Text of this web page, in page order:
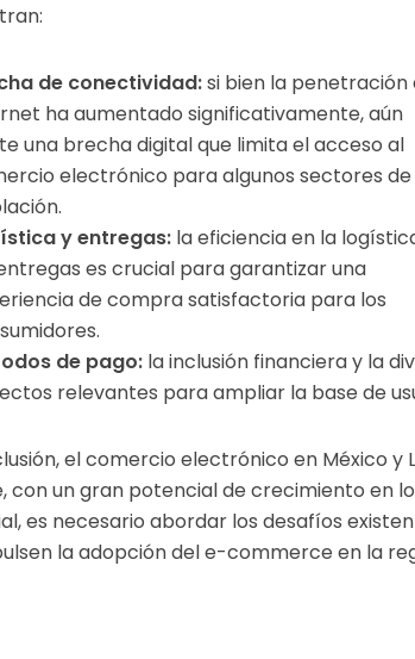
de conectividad:si bien la penetración
ha aumentado significativamente, aún
una brecha digital que limita el acceso al
electrónico para algunos sectores de
y entregas: la eficiencia en la
es crucial para garantizar una
de compra satisfactoria para los
de pago: la inclusión financiera y la
relevantes para ampliar la base de
el comercio electrónico en México
con un gran potencial de crecimiento en
es necesario abordar los desafíos
la adopción del e-commerce en la